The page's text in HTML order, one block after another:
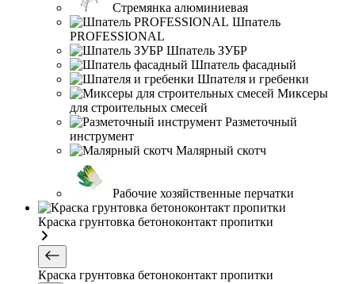
Стремянка алюминиевая
Шпатель
PROFESSIONAL
Шпатель ЗУБР
Шпатель фасадный
Шпателя и гребенки
Миксеры
для строительных смесей
Разметочный
инструмент
Малярный скотч
Рабочие хозяйственные перчатки
Краска грунтовка бетоноконтакт пропитки
Краска грунтовка бетоноконтакт пропитки